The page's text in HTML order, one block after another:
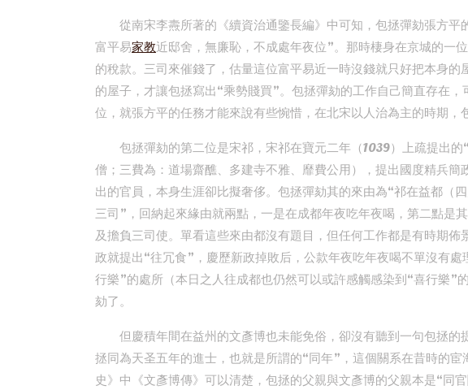
從南宋李燾所著的《續資治通鑒長編》中可知，包拯彈劾張方
富平易家教近邸舍，無廉恥，不成處年夜位”。那時棲身在京城的一
的稅款。三司來催錢了，估量這位富平易近一時沒錢就只好把本身
的屋子，才讓包拯寫出“乘勢賤買”。包拯彈劾的工作自己簡直存在
位，就張方平的任務才能來說有些惋惜，在北宋以人治為主的時期，
包拯彈劾的第二位是宋祁，宋祁在寶元二年（1039）上疏提出
僧；三費為：道場齋醮、多建寺不雅、靡費公用），提出國度精兵
出的官員，本身生涯卻比擬奢侈。包拯彈劾其的來由為“祁在益都（
三司”，回納起來緣由就兩點，一是在成都年夜吃年夜喝，第二點是
及擔負三司使。單看這些來由都沒有題目，但任何工作都是有時期
政就提出“往冗食”，慶歷新政掉敗后，公款年夜吃年夜喝不單沒有
行樂”的處所（本日之人往成都也仍然可以或許感觸感染到“喜行樂”
劾了。
但慶積年間在益州的文彥博也未能免俗，卻沒有聽到一句包拯
拯同為天圣五年的進士，也就是所謂的“同年”，這個關系在昔時的
史》中《文彥博傳》可以清楚，包拯的父親與文彥博的父親本是“同